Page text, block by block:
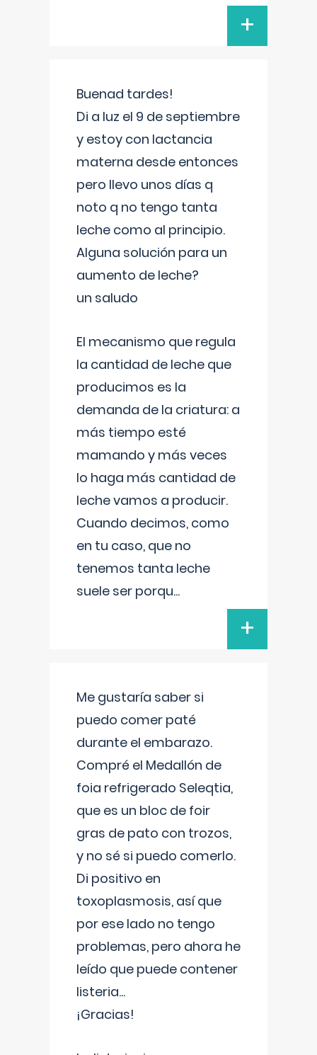
+
Buenad tardes!
Di a luz el 9 de septiembre
y estoy con lactancia
materna desde entonces
pero llevo unos días q
noto q no tengo tanta
leche como al principio.
Alguna solución para un
aumento de leche?
un saludo
El mecanismo que regula
la cantidad de leche que
producimos es la
demanda de la criatura: a
más tiempo esté
mamando y más veces
lo haga más cantidad de
leche vamos a producir.
Cuando decimos, como
en tu caso, que no
tenemos tanta leche
suele ser porqu...
+
Me gustaría saber si
puedo comer paté
durante el embarazo.
Compré el Medallón de
foia refrigerado Seleqtia,
que es un bloc de foir
gras de pato con trozos,
y no sé si puedo comerlo.
Di positivo en
toxoplasmosis, así que
por ese lado no tengo
problemas, pero ahora he
leído que puede contener
listeria...
¡Gracias!